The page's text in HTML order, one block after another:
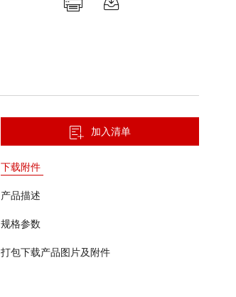
加入清单
下载附件
产品描述
规格参数
打包下载产品图片及附件